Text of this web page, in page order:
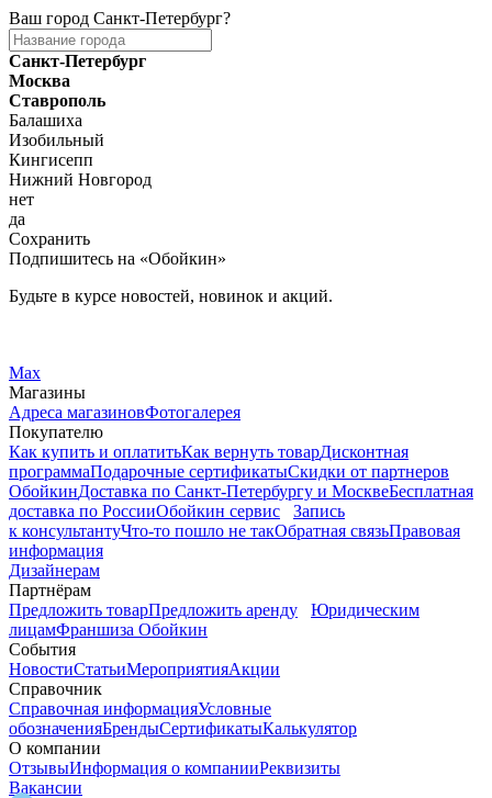
Ваш город Санкт-Петербург?
Санкт-Петербург
Москва
Ставрополь
Балашиха
Изобильный
Кингисепп
Нижний Новгород
нет
да
Сохранить
Подпишитесь на «Обойкин»
Будьте в курсе новостей, новинок и акций.
Max
Магазины
Адреса магазиновФотогалерея
Покупателю
Как купить и оплатитьКак вернуть товарДисконтная
программаПодарочные сертификатыСкидки от партнеров
ОбойкинДоставка по Санкт-Петербургу и МосквеБесплатная
доставка по РоссииОбойкин сервис
Запись
к консультантуЧто-то пошло не такОбратная связьПравовая
информация
Дизайнерам
Партнёрам
Предложить товарПредложить аренду
Юридическим
лицамФраншиза Обойкин
События
НовостиСтатьиМероприятияАкции
Справочник
Справочная информацияУсловные
обозначенияБрендыСертификатыКалькулятор
О компании
ОтзывыИнформация о компанииРеквизиты
Вакансии